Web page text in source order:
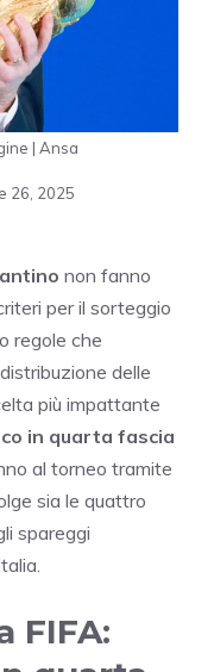
| Ansa
26, 2025
non fanno
per il sorteggio
regole che
delle
più impattante
in quarta fascia
al torneo tramite
sia le quattro
spareggi
FIFA: